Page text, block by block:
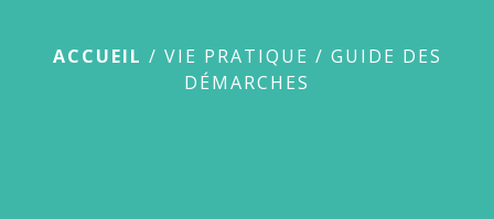
ACCUEIL / VIE PRATIQUE / GUIDE DES
DÉMARCHES